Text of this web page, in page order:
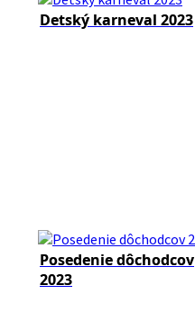
Detský karneval 2023
Posedenie dôchodcov
2023